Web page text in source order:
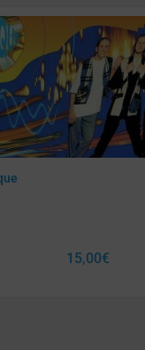
15,00€